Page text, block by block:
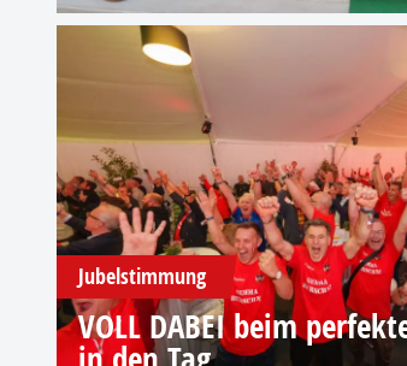
Jubelstimmung
VOLL DABEI beim